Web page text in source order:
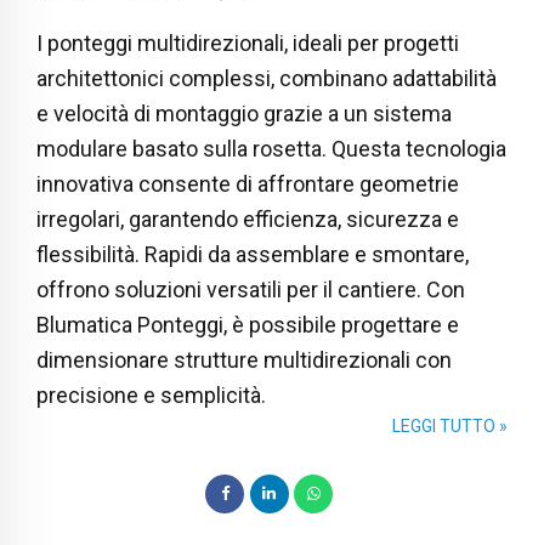
I ponteggi multidirezionali, ideali per progetti
architettonici complessi, combinano adattabilità
e velocità di montaggio grazie a un sistema
modulare basato sulla rosetta. Questa tecnologia
innovativa consente di affrontare geometrie
irregolari, garantendo efficienza, sicurezza e
flessibilità. Rapidi da assemblare e smontare,
offrono soluzioni versatili per il cantiere. Con
Blumatica Ponteggi, è possibile progettare e
dimensionare strutture multidirezionali con
precisione e semplicità.
LEGGI TUTTO »